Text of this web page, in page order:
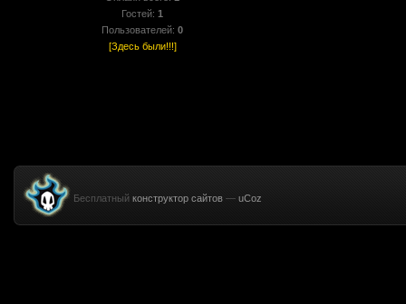
Гостей: 1
Пользователей: 0
[Здесь были!!!]
Бесплатный конструктор сайтов — uCoz